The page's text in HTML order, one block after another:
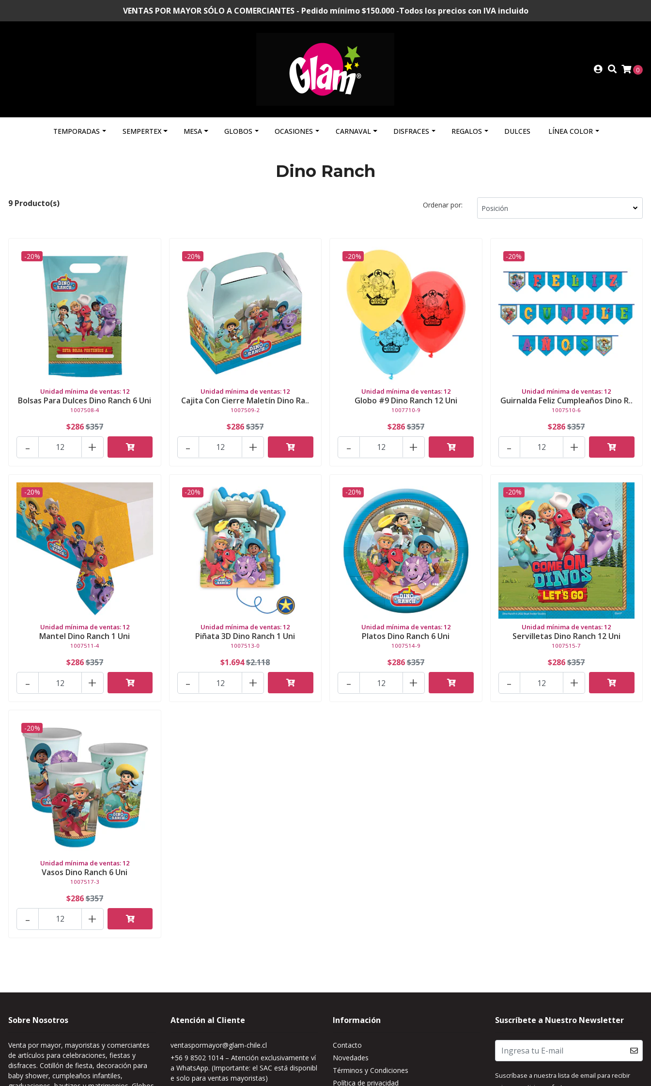
VENTAS POR MAYOR SÓLO A COMERCIANTES - Pedido mínimo $150.000 -Todos los precios con IVA incluido
0
TEMPORADAS SEMPERTEX MESA GLOBOS OCASIONES CARNAVAL DISFRACES REGALOS DULCES LÍNEA COLOR
Dino Ranch
9 Producto(s) Ordenar por:
-20%
Unidad mínima de ventas: 12
Bolsas Para Dulces Dino Ranch 6 Uni
1007508-4
$286$357
+
-
-20%
Unidad mínima de ventas: 12
Cajita Con Cierre Maletín Dino Ra..
1007509-2
$286$357
+
-
-20%
Unidad mínima de ventas: 12
Globo #9 Dino Ranch 12 Uni
1007710-9
$286$357
+
-
-20%
Unidad mínima de ventas: 12
Guirnalda Feliz Cumpleaños Dino R..
1007510-6
$286$357
+
-
-20%
Unidad mínima de ventas: 12
Mantel Dino Ranch 1 Uni
1007511-4
$286$357
+
-
-20%
Unidad mínima de ventas: 12
Piñata 3D Dino Ranch 1 Uni
1007513-0
$1.694$2.118
+
-
-20%
Unidad mínima de ventas: 12
Platos Dino Ranch 6 Uni
1007514-9
$286$357
+
-
-20%
Unidad mínima de ventas: 12
Servilletas Dino Ranch 12 Uni
1007515-7
$286$357
+
-
-20%
Unidad mínima de ventas: 12
Vasos Dino Ranch 6 Uni
1007517-3
$286$357
+
-
Sobre Nosotros
Venta por mayor, mayoristas y comerciantes
de artículos para celebraciones, fiestas y
disfraces. Cotillón de fiesta, decoración para
baby shower, cumpleaños infantiles,
Atención al Cliente
ventaspormayor@glam-chile.cl
+56 9 8502 1014 – Atención exclusivamente ví
a WhatsApp. (Importante: el SAC está disponibl
e solo para ventas mayoristas)
Información
Contacto
Novedades
Términos y Condiciones
Política de privacidad
Suscríbete a Nuestro Newsletter
Suscríbase a nuestra lista de email para recibir